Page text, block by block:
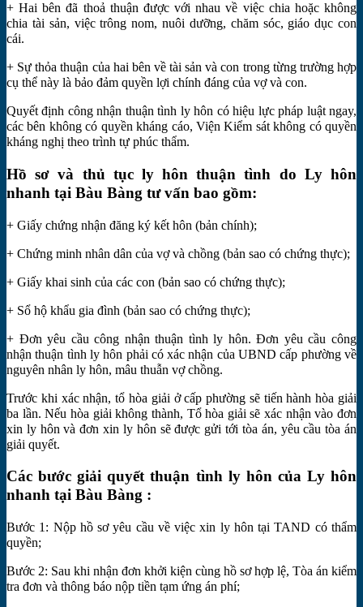
+ Hai bên đã thoả thuận được với nhau về việc chia hoặc không
chia tài sản, việc trông nom, nuôi dưỡng, chăm sóc, giáo dục con
cái.
+ Sự thỏa thuận của hai bên về tài sản và con trong từng trường hợp
cụ thể này là bảo đảm quyền lợi chính đáng của vợ và con.
Quyết định công nhận thuận tình ly hôn có hiệu lực pháp luật ngay,
các bên không có quyền kháng cáo, Viện Kiểm sát không có quyền
kháng nghị theo trình tự phúc thẩm.
Hồ sơ và thủ tục ly hôn thuận tình do Ly hôn
nhanh tại Bàu Bàng tư vấn bao gồm:
+ Giấy chứng nhận đăng ký kết hôn (bản chính);
+ Chứng minh nhân dân của vợ và chồng (bản sao có chứng thực);
+ Giấy khai sinh của các con (bản sao có chứng thực);
+ Sổ hộ khẩu gia đình (bản sao có chứng thực);
+ Đơn yêu cầu công nhận thuận tình ly hôn. Đơn yêu cầu công
nhận thuận tình ly hôn phải có xác nhận của UBND cấp phường về
nguyên nhân ly hôn, mâu thuẫn vợ chồng.
Trước khi xác nhận, tổ hòa giải ở cấp phường sẽ tiến hành hòa giải
ba lần. Nếu hòa giải không thành, Tổ hòa giải sẽ xác nhận vào đơn
xin ly hôn và đơn xin ly hôn sẽ được gửi tới tòa án, yêu cầu tòa án
giải quyết.
Các bước giải quyết thuận tình ly hôn của Ly hôn
nhanh tại Bàu Bàng :
Bước 1: Nộp hồ sơ yêu cầu về việc xin ly hôn tại TAND có thẩm
quyền;
Bước 2: Sau khi nhận đơn khởi kiện cùng hồ sơ hợp lệ, Tòa án kiểm
tra đơn và thông báo nộp tiền tạm ứng án phí;